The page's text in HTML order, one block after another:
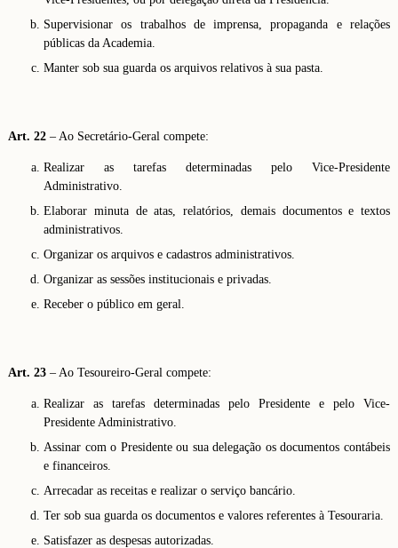
Supervisionar os trabalhos de imprensa, propaganda e relações
públicas da Academia.
Manter sob sua guarda os arquivos relativos à sua pasta.
Art. 22 – Ao Secretário-Geral compete:
Realizar as tarefas determinadas pelo Vice-Presidente
Administrativo.
Elaborar minuta de atas, relatórios, demais documentos e textos
administrativos.
Organizar os arquivos e cadastros administrativos.
Organizar as sessões institucionais e privadas.
Receber o público em geral.
Art. 23 – Ao Tesoureiro-Geral compete:
Realizar as tarefas determinadas pelo Presidente e pelo Vice-
Presidente Administrativo.
Assinar com o Presidente ou sua delegação os documentos contábeis
e financeiros.
Arrecadar as receitas e realizar o serviço bancário.
Ter sob sua guarda os documentos e valores referentes à Tesouraria.
Satisfazer as despesas autorizadas.